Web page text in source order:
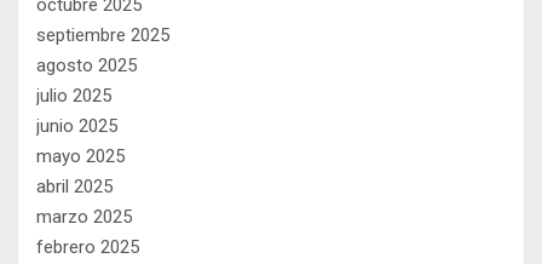
octubre 2025
septiembre 2025
agosto 2025
julio 2025
junio 2025
mayo 2025
abril 2025
marzo 2025
febrero 2025